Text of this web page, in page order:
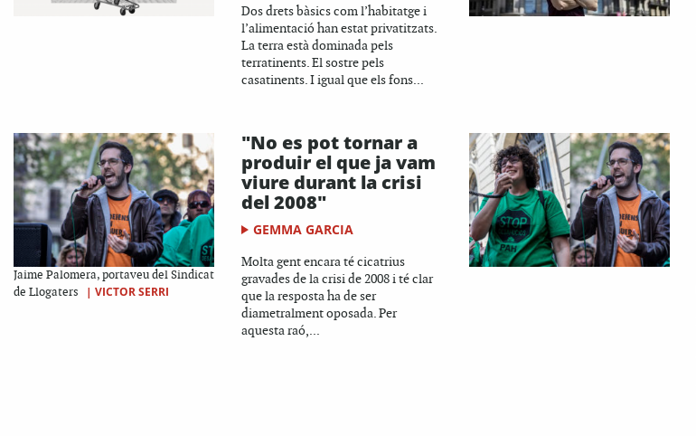
Dos drets bàsics com l’habitatge i
l’alimentació han estat privatitzats.
La terra està dominada pels
terratinents. El sostre pels
casatinents. I igual que els fons...
Jaime Palomera, portaveu del Sindicat
de Llogaters
| VICTOR SERRI
"No es pot tornar a
produir el que ja vam
viure durant la crisi
del 2008"
GEMMA GARCIA
Molta gent encara té cicatrius
gravades de la crisi de 2008 i té clar
que la resposta ha de ser
diametralment oposada. Per
aquesta raó,...